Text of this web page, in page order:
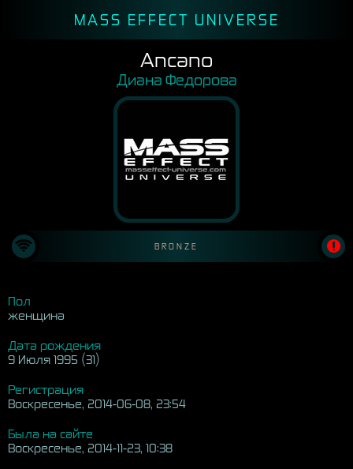
MASS EFFECT UNIVERSE
Ancano
Диана Федорова
BRONZE
Пол
женщина
Дата рождения
9 Июля 1995 (31)
Регистрация
Воскресенье, 2014-06-08, 23:54
Была на сайте
Воскресенье, 2014-11-23, 10:38